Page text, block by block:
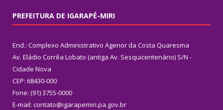
PREFEITURA DE IGARAPÉ-MIRI
End.: Complexo Administrativo Agenor da Costa Quaresma
Av. Eládio Corrêa Lobato (antiga Av. Sesquicentenário) S/N -
Cidade Nova
CEP: 68430-000
Fone: (91) 3755-0000
E-mail: contato@igarapemiri.pa.gov.br